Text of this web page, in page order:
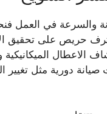
والسرعة في العمل
حريص على تحقيق
الاعطال
دورية مثل تغيير